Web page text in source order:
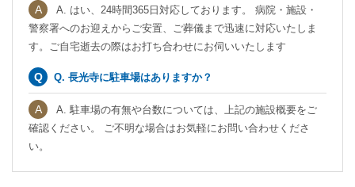
A. はい、24時間365日対応しております。 病院・施設・
警察署へのお迎えからご安置、ご葬儀まで迅速に対応いたしま
す。ご自宅逝去の際はお打ち合わせにお伺いいたします
Q. 長光寺に駐車場はありますか？
A. 駐車場の有無や台数については、上記の施設概要をご
確認ください。 ご不明な場合はお気軽にお問い合わせくださ
い。